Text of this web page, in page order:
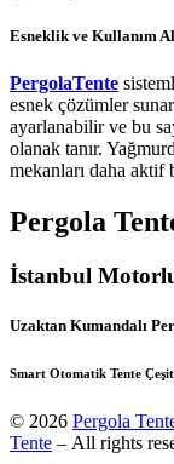
Esneklik ve Kullanım
PergolaTente
esnek çözümler
ayarlanabilir ve bu
olanak tanır.
mekanları daha
Pergola
İstanbul
Uzaktan Kumandalı
Smart Otomatik Tente
© 2026 Pergola
Tente – All rights